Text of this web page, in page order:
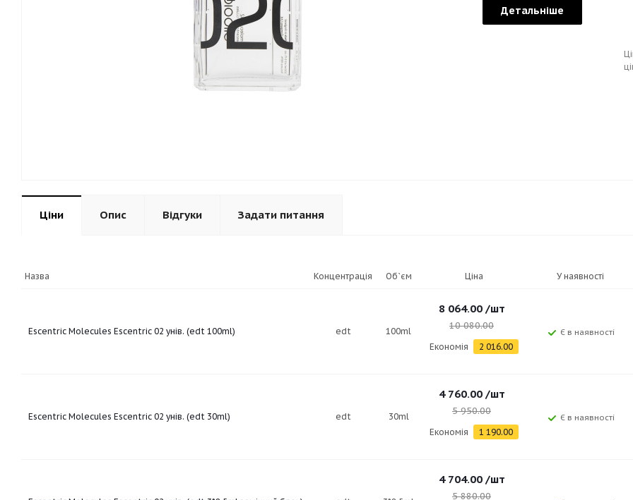
Детальніше
Ціни Опис Відгуки Задати питання
Назва Концентрація Об`єм Ціна У наявності
Escentric Molecules Escentric 02 унів. (edt 100ml) edt 100ml
8 064.00 /шт
10 080.00
Економія 2 016.00
Є в наявності
Escentric Molecules Escentric 02 унів. (edt 30ml) edt 30ml
4 760.00 /шт
5 950.00
Економія 1 190.00
Є в наявності
4 704.00 /шт
5 880.00